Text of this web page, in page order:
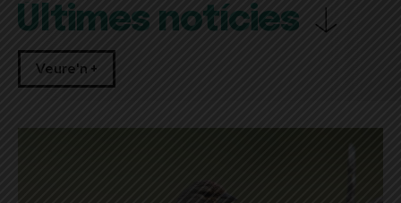
Últimes notícies
Veure'n +